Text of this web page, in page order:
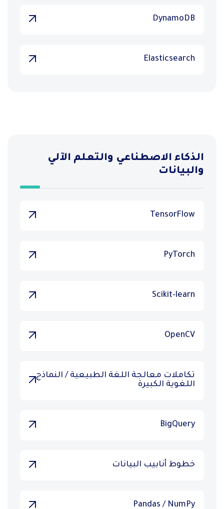
DynamoDB
Elasticsearch
الذكاء الاصطناعي والتعلم الآلي
والبيانات
TensorFlow
PyTorch
Scikit-learn
OpenCV
تكاملات معالجة اللغة الطبيعية / النماذج
اللغوية الكبيرة
BigQuery
خطوط أنابيب البيانات
Pandas / NumPy